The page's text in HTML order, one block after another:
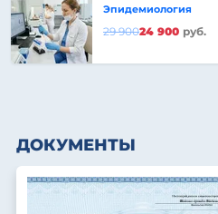
Эпидемиология
29 90024 900 руб.
ДОКУМЕНТЫ